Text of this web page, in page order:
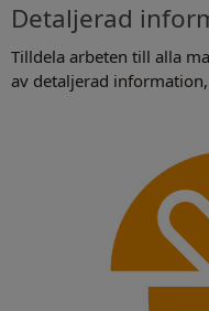
Detaljerad
Tilldela arbeten till alla
av detaljerad